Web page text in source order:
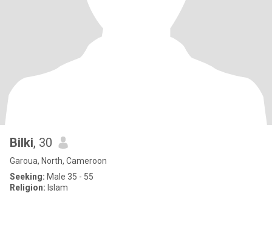
Bilki, 30
Garoua, North, Cameroon
Seeking: Male 35 - 55
Religion: Islam